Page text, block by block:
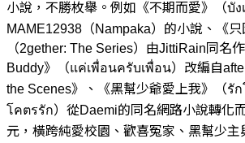
小說，不勝枚舉。例如《不期而愛》（บั
MAME12938（Nampaka）的小說、《只
（2gether: The Series）由JittiRain同名
Buddy》（แค่เพื่อนครับเพื่อน）改編自
the Scenes》、《黑幫少爺愛上我》（รั
โคตรรัก）從Daemi的同名網路小說轉化
元，橫跨純愛校園、歡喜冤家、黑幫少